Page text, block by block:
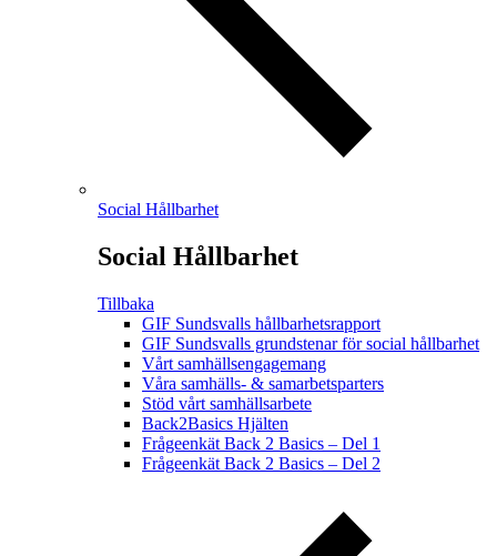
Social Hållbarhet
Social Hållbarhet
Tillbaka
GIF Sundsvalls hållbarhetsrapport
GIF Sundsvalls grundstenar för social hållbarhet
Vårt samhällsengagemang
Våra samhälls- & samarbetsparters
Stöd vårt samhällsarbete
Back2Basics Hjälten
Frågeenkät Back 2 Basics – Del 1
Frågeenkät Back 2 Basics – Del 2